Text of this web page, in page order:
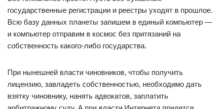
государственные регистрации и реестры уходят в прошлое.
Всю базу данных планеты запишем в единый компьютер —
и компьютер отправим в космос без притязаний на
собственность какого-либо государства.
При нынешней власти чиновников, чтобы получить
лицензию, завладеть собственностью, необходимо дать
взятку чиновнику, нанять адвокатов, заплатить